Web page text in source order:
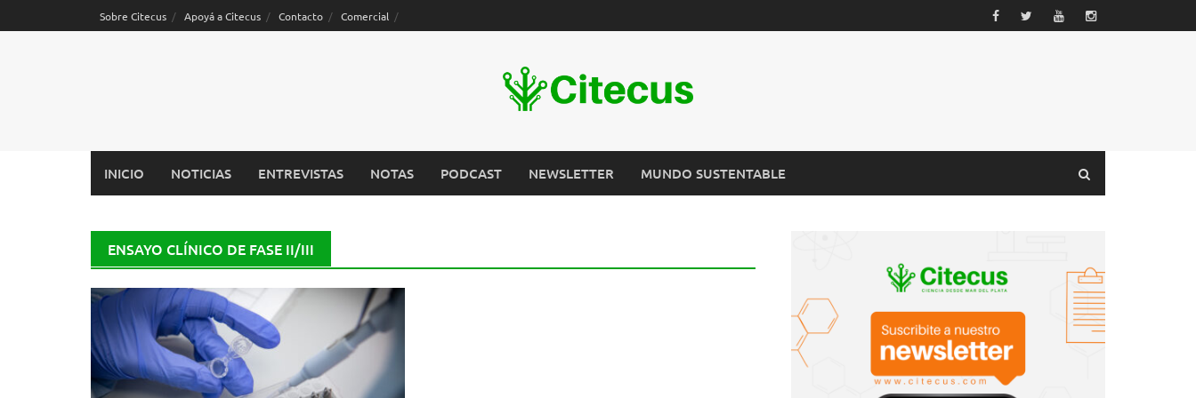
Sobre Citecus Apoyá a Citecus Contacto Comercial
INICIO NOTICIAS ENTREVISTAS NOTAS PODCAST NEWSLETTER MUNDO SUSTENTABLE
ENSAYO CLÍNICO DE FASE II/III